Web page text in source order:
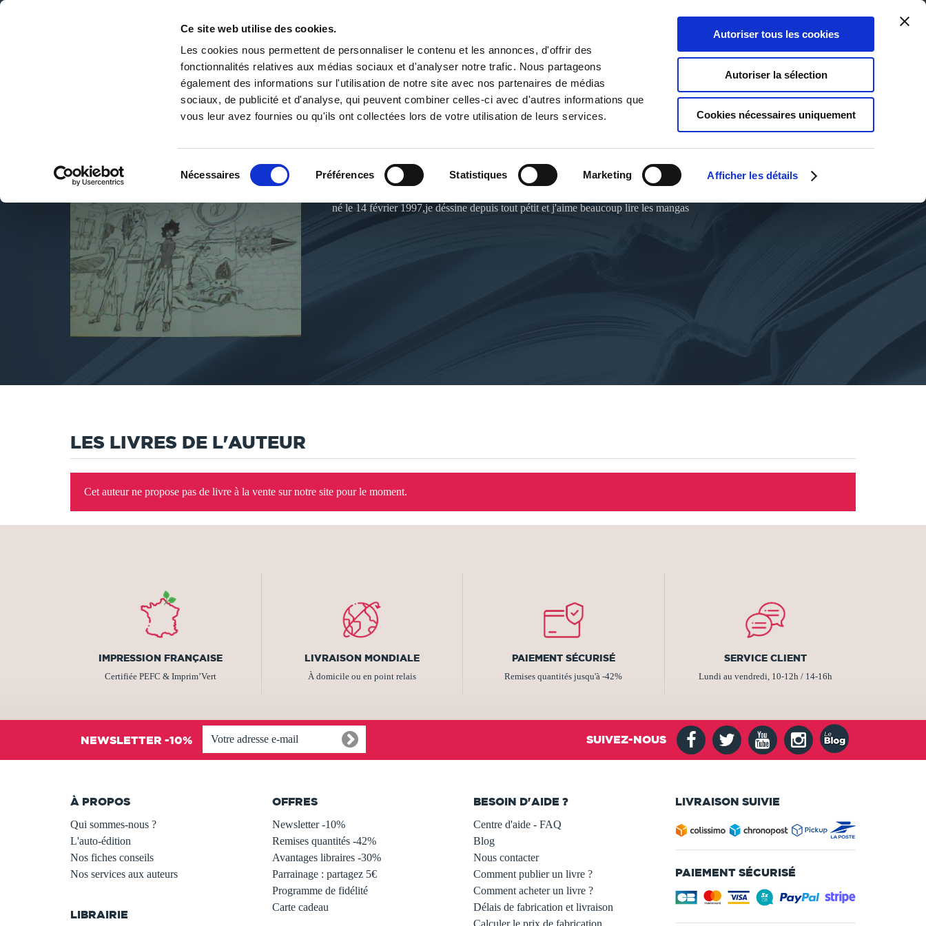
Ce site web utilise des cookies.
Les cookies nous permettent de personnaliser le contenu et les annonces, d'offrir des
fonctionnalités relatives aux médias sociaux et d'analyser notre trafic. Nous partageons
également des informations sur l'utilisation de notre site avec nos partenaires de médias
sociaux, de publicité et d'analyse, qui peuvent combiner celles-ci avec d'autres informations que
vous leur avez fournies ou qu'ils ont collectées lors de votre utilisation de leurs services.
Nécessaires Préférences Statistiques Marketing Afficher les détails
Autoriser tous les cookies
Autoriser la sélection
Cookies nécessaires uniquement
DE LA PAGE BLANCHE... AU BEST SELLER
0
Panier
0
Ma liste
Connexion
PUBLIER UN LIVRE LIBRAIRIE
KAMES PKJ
né le 14 février 1997,je déssine depuis tout pétit et j'aime beaucoup lire les mangas
LES LIVRES DE L'AUTEUR
Cet auteur ne propose pas de livre à la vente sur notre site pour le moment.
IMPRESSION FRANÇAISE
Certifiée PEFC & Imprim’Vert
LIVRAISON MONDIALE
À domicile ou en point relais
PAIEMENT SÉCURISÉ
Remises quantités jusqu'à -42%
SERVICE CLIENT
Lundi au vendredi, 10-12h / 14-16h
NEWSLETTER -10% SUIVEZ-NOUS
À PROPOS
Qui sommes-nous ?
L'auto-édition
Nos fiches conseils
Nos services aux auteurs
LIBRAIRIE
OFFRES
Newsletter -10%
Remises quantités -42%
Avantages libraires -30%
Parrainage : partagez 5€
Programme de fidélité
Carte cadeau
BESOIN D'AIDE ?
Centre d'aide - FAQ
Blog
Nous contacter
Comment publier un livre ?
Comment acheter un livre ?
Délais de fabrication et livraison
LIVRAISON SUIVIE
PAIEMENT SÉCURISÉ